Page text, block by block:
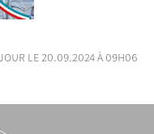
le 20.09.2024 à 09h06